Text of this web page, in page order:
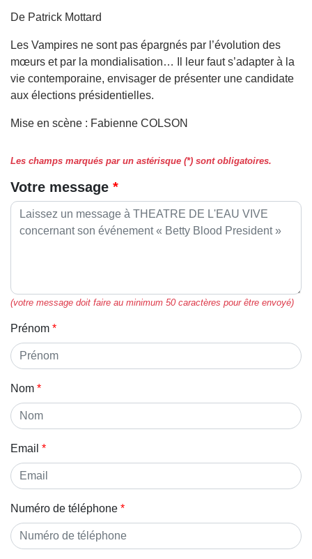
De Patrick Mottard
Les Vampires ne sont pas épargnés par l’évolution des
mœurs et par la mondialisation… Il leur faut s’adapter à la
vie contemporaine, envisager de présenter une candidate
aux élections présidentielles.
Mise en scène : Fabienne COLSON
Les champs marqués par un astérisque (*) sont obligatoires.
Votre message
(votre message doit faire au minimum 50 caractères pour être envoyé)
Prénom
Nom
Email
Numéro de téléphone